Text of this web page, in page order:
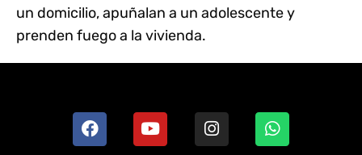
un domicilio, apuñalan a un adolescente y
prenden fuego a la vivienda.